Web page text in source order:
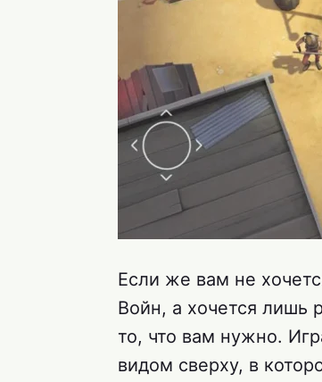
Если же вам не
Войн, а хочется лишь
то, что вам нужно.
видом сверху, в